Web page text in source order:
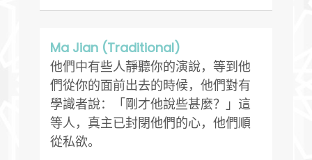
Ma Jian (Traditional)
他們中有些人靜聽你的演說，等到他
們從你的面前出去的時候，他們對有
學識者說：「剛才他說些甚麼？」這
等人，真主已封閉他們的心，他們順
從私欲。